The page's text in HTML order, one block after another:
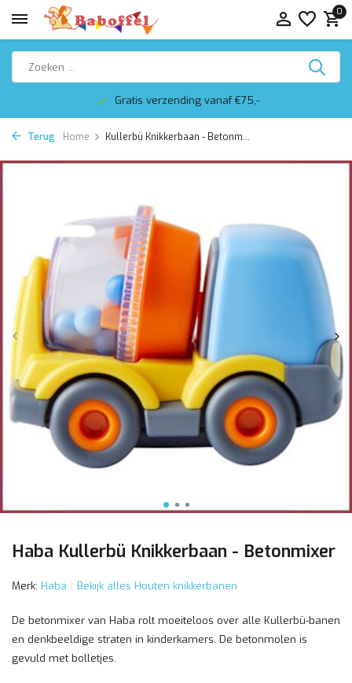
0
Gratis verzending vanaf €75,-
Terug Home Kullerbü Knikkerbaan - Betonm...
Haba Kullerbü Knikkerbaan - Betonmixer
Merk: Haba Bekijk alles Houten knikkerbanen
De betonmixer van Haba rolt moeiteloos over alle Kullerbü-banen
en denkbeeldige straten in kinderkamers. De betonmolen is
gevuld met bolletjes.